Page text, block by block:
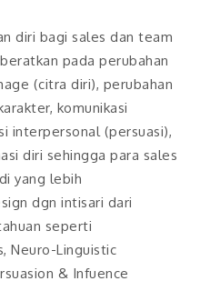
diri bagi sales dan team
pada perubahan
(citra diri), perubahan
komunikasi
interpersonal (persuasi),
diri sehingga para sales
yang lebih
dgn intisari dari
seperti
Neuro-Linguistic
& Infuence